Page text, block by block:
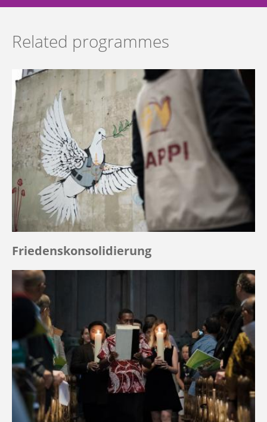
Related programmes
Friedenskonsolidierung